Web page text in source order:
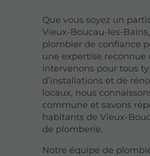
Que vous soyez un
Vieux-Boucau-les-
plombier de confiance
une expertise reconnue
intervenons pour tous
d’installations et de
locaux, nous
commune et savons
habitants de Vieux-
de plomberie.
Notre équipe de